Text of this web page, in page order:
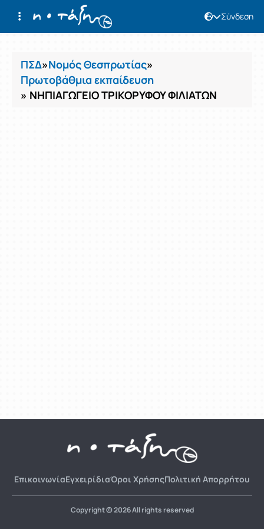
Σύνδεση
Μαθήματα
ΠΣΔ»Νομός Θεσπρωτίας»
Πρωτοβάθμια εκπαίδευση
» ΝΗΠΙΑΓΩΓΕΙΟ ΤΡΙΚΟΡΥΦΟΥ ΦΙΛΙΑΤΩΝ
ΕπικοινωνίαΕγχειρίδιαΌροι ΧρήσηςΠολιτική Απορρήτου
Copyright © 2026 All rights reserved